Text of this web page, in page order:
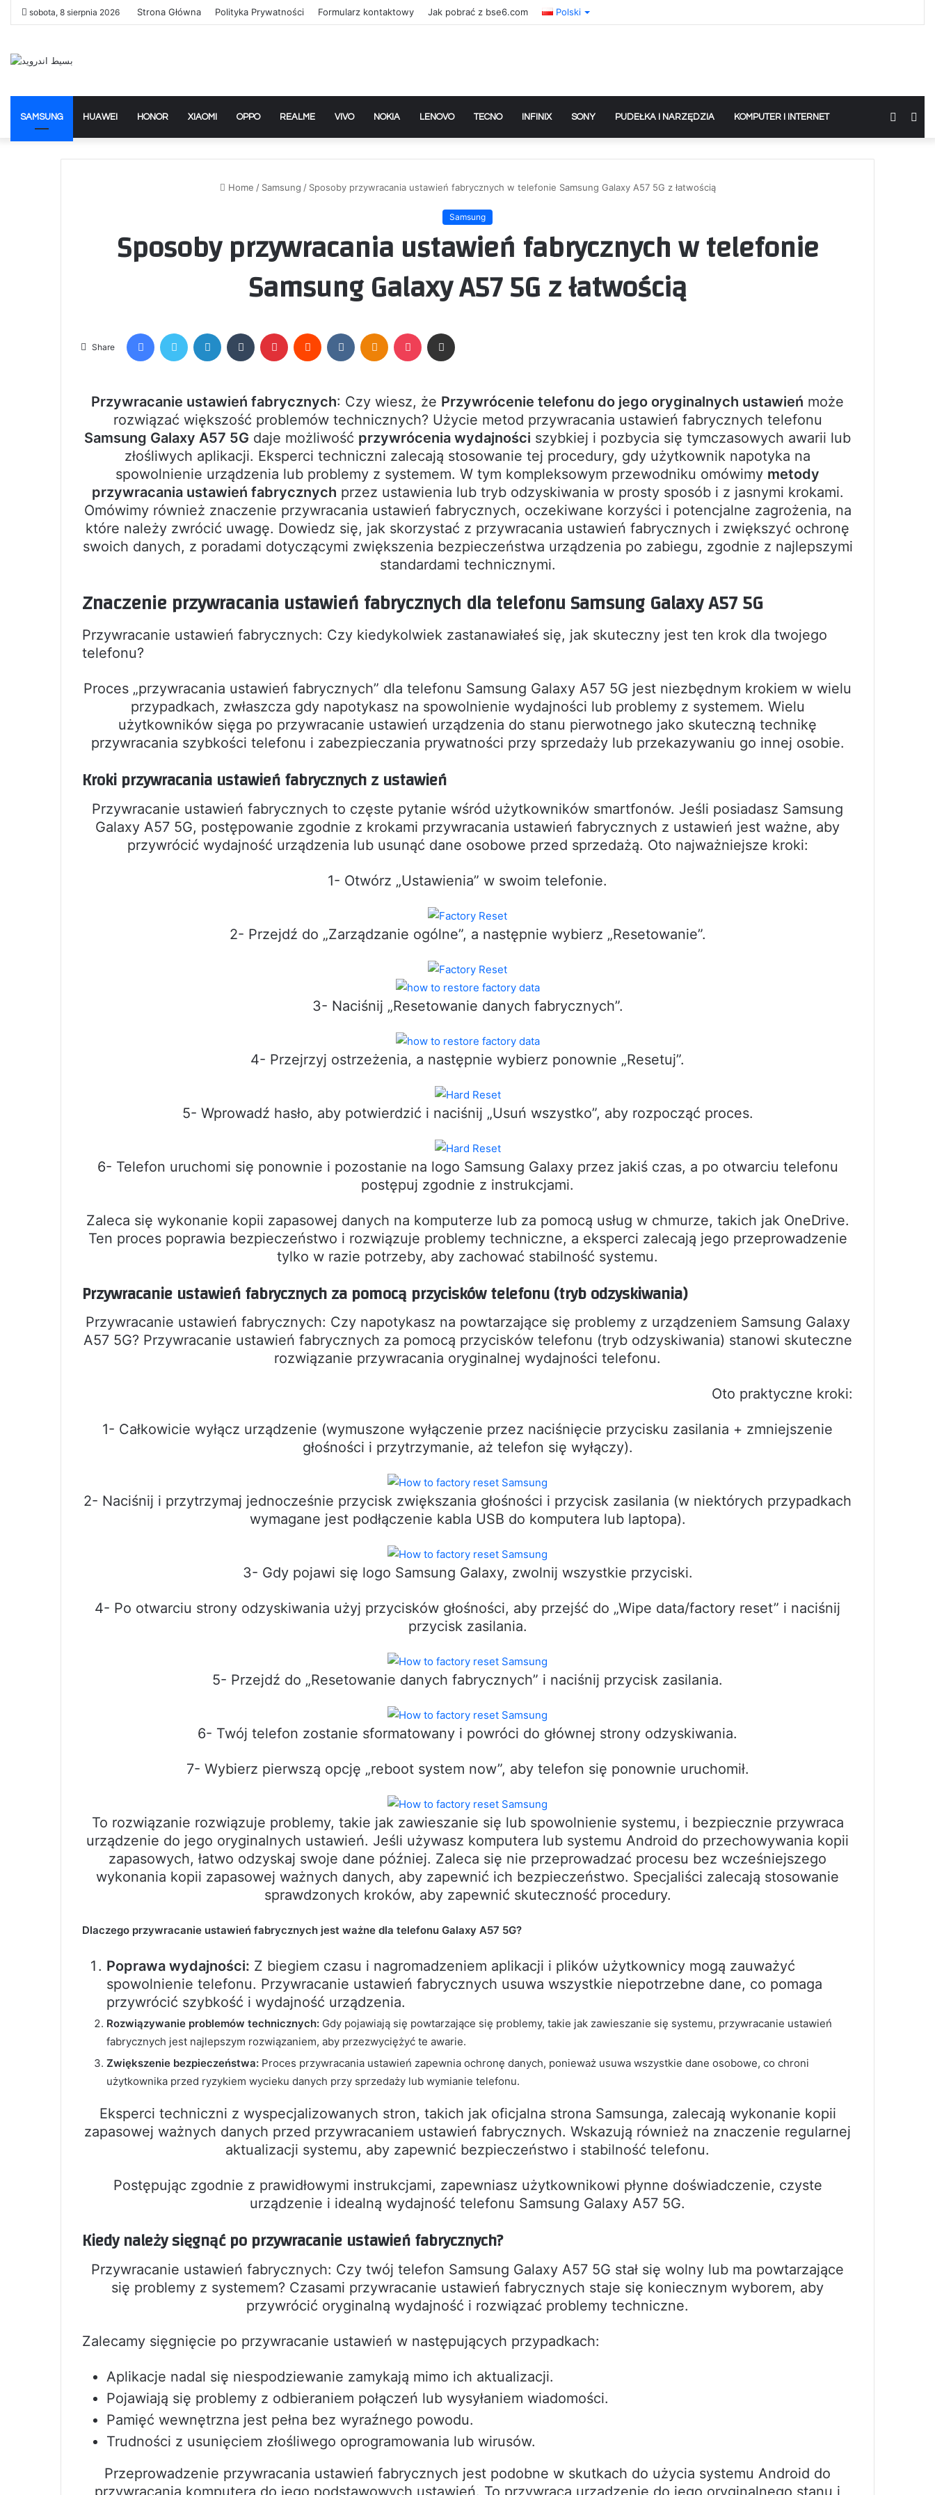
sobota, 8 sierpnia 2026 Strona Główna Polityka Prywatności Formularz kontaktowy Jak pobrać z bse6.com Polski
SAMSUNG HUAWEI HONOR XIAOMI OPPO REALME VIVO NOKIA LENOVO TECNO INFINIX SONY PUDEŁKA I NARZĘDZIA KOMPUTER I INTERNET Switch
Home / Samsung / Sposoby przywracania ustawień fabrycznych w telefonie Samsung Galaxy A57 5G z łatwością
Samsung
Sposoby przywracania ustawień fabrycznych w telefonie
Samsung Galaxy A57 5G z łatwością
Share
FacebookTwitter LinkedIn Tumblr Pinterest Reddit VKontakteOdnoklassniki
Pocket
Przywracanie ustawień fabrycznych: Czy wiesz, że Przywrócenie telefonu do jego oryginalnych ustawień może
rozwiązać większość problemów technicznych? Użycie metod przywracania ustawień fabrycznych telefonu
Samsung Galaxy A57 5G daje możliwość przywrócenia wydajności szybkiej i pozbycia się tymczasowych awarii lub
złośliwych aplikacji. Eksperci techniczni zalecają stosowanie tej procedury, gdy użytkownik napotyka na
spowolnienie urządzenia lub problemy z systemem. W tym kompleksowym przewodniku omówimy metody
przywracania ustawień fabrycznych przez ustawienia lub tryb odzyskiwania w prosty sposób i z jasnymi krokami.
Omówimy również znaczenie przywracania ustawień fabrycznych, oczekiwane korzyści i potencjalne zagrożenia, na
które należy zwrócić uwagę. Dowiedz się, jak skorzystać z przywracania ustawień fabrycznych i zwiększyć ochronę
swoich danych, z poradami dotyczącymi zwiększenia bezpieczeństwa urządzenia po zabiegu, zgodnie z najlepszymi
standardami technicznymi.
Znaczenie przywracania ustawień fabrycznych dla telefonu Samsung Galaxy A57 5G
Przywracanie ustawień fabrycznych: Czy kiedykolwiek zastanawiałeś się, jak skuteczny jest ten krok dla twojego
telefonu?
Proces „przywracania ustawień fabrycznych” dla telefonu Samsung Galaxy A57 5G jest niezbędnym krokiem w wielu
przypadkach, zwłaszcza gdy napotykasz na spowolnienie wydajności lub problemy z systemem. Wielu
użytkowników sięga po przywracanie ustawień urządzenia do stanu pierwotnego jako skuteczną technikę
przywracania szybkości telefonu i zabezpieczania prywatności przy sprzedaży lub przekazywaniu go innej osobie.
Kroki przywracania ustawień fabrycznych z ustawień
Przywracanie ustawień fabrycznych to częste pytanie wśród użytkowników smartfonów. Jeśli posiadasz Samsung
Galaxy A57 5G, postępowanie zgodnie z krokami przywracania ustawień fabrycznych z ustawień jest ważne, aby
przywrócić wydajność urządzenia lub usunąć dane osobowe przed sprzedażą. Oto najważniejsze kroki:
1- Otwórz „Ustawienia” w swoim telefonie.
2- Przejdź do „Zarządzanie ogólne”, a następnie wybierz „Resetowanie”.
3- Naciśnij „Resetowanie danych fabrycznych”.
4- Przejrzyj ostrzeżenia, a następnie wybierz ponownie „Resetuj”.
5- Wprowadź hasło, aby potwierdzić i naciśnij „Usuń wszystko”, aby rozpocząć proces.
6- Telefon uruchomi się ponownie i pozostanie na logo Samsung Galaxy przez jakiś czas, a po otwarciu telefonu
postępuj zgodnie z instrukcjami.
Zaleca się wykonanie kopii zapasowej danych na komputerze lub za pomocą usług w chmurze, takich jak OneDrive.
Ten proces poprawia bezpieczeństwo i rozwiązuje problemy techniczne, a eksperci zalecają jego przeprowadzenie
tylko w razie potrzeby, aby zachować stabilność systemu.
Przywracanie ustawień fabrycznych za pomocą przycisków telefonu (tryb odzyskiwania)
Przywracanie ustawień fabrycznych: Czy napotykasz na powtarzające się problemy z urządzeniem Samsung Galaxy
A57 5G? Przywracanie ustawień fabrycznych za pomocą przycisków telefonu (tryb odzyskiwania) stanowi skuteczne
rozwiązanie przywracania oryginalnej wydajności telefonu.
Oto praktyczne kroki:
1- Całkowicie wyłącz urządzenie (wymuszone wyłączenie przez naciśnięcie przycisku zasilania + zmniejszenie
głośności i przytrzymanie, aż telefon się wyłączy).
2- Naciśnij i przytrzymaj jednocześnie przycisk zwiększania głośności i przycisk zasilania (w niektórych przypadkach
wymagane jest podłączenie kabla USB do komputera lub laptopa).
3- Gdy pojawi się logo Samsung Galaxy, zwolnij wszystkie przyciski.
4- Po otwarciu strony odzyskiwania użyj przycisków głośności, aby przejść do „Wipe data/factory reset” i naciśnij
przycisk zasilania.
5- Przejdź do „Resetowanie danych fabrycznych” i naciśnij przycisk zasilania.
6- Twój telefon zostanie sformatowany i powróci do głównej strony odzyskiwania.
7- Wybierz pierwszą opcję „reboot system now”, aby telefon się ponownie uruchomił.
To rozwiązanie rozwiązuje problemy, takie jak zawieszanie się lub spowolnienie systemu, i bezpiecznie przywraca
urządzenie do jego oryginalnych ustawień. Jeśli używasz komputera lub systemu Android do przechowywania kopii
zapasowych, łatwo odzyskaj swoje dane później. Zaleca się nie przeprowadzać procesu bez wcześniejszego
wykonania kopii zapasowej ważnych danych, aby zapewnić ich bezpieczeństwo. Specjaliści zalecają stosowanie
sprawdzonych kroków, aby zapewnić skuteczność procedury.
Dlaczego przywracanie ustawień fabrycznych jest ważne dla telefonu Galaxy A57 5G?
Poprawa wydajności: Z biegiem czasu i nagromadzeniem aplikacji i plików użytkownicy mogą zauważyć
spowolnienie telefonu. Przywracanie ustawień fabrycznych usuwa wszystkie niepotrzebne dane, co pomaga
przywrócić szybkość i wydajność urządzenia.
Rozwiązywanie problemów technicznych: Gdy pojawiają się powtarzające się problemy, takie jak zawieszanie się systemu, przywracanie ustawień
fabrycznych jest najlepszym rozwiązaniem, aby przezwyciężyć te awarie.
Zwiększenie bezpieczeństwa: Proces przywracania ustawień zapewnia ochronę danych, ponieważ usuwa wszystkie dane osobowe, co chroni
użytkownika przed ryzykiem wycieku danych przy sprzedaży lub wymianie telefonu.
Eksperci techniczni z wyspecjalizowanych stron, takich jak oficjalna strona Samsunga, zalecają wykonanie kopii
zapasowej ważnych danych przed przywracaniem ustawień fabrycznych. Wskazują również na znaczenie regularnej
aktualizacji systemu, aby zapewnić bezpieczeństwo i stabilność telefonu.
Postępując zgodnie z prawidłowymi instrukcjami, zapewniasz użytkownikowi płynne doświadczenie, czyste
urządzenie i idealną wydajność telefonu Samsung Galaxy A57 5G.
Kiedy należy sięgnąć po przywracanie ustawień fabrycznych?
Przywracanie ustawień fabrycznych: Czy twój telefon Samsung Galaxy A57 5G stał się wolny lub ma powtarzające
się problemy z systemem? Czasami przywracanie ustawień fabrycznych staje się koniecznym wyborem, aby
przywrócić oryginalną wydajność i rozwiązać problemy techniczne.
Zalecamy sięgnięcie po przywracanie ustawień w następujących przypadkach:
Aplikacje nadal się niespodziewanie zamykają mimo ich aktualizacji.
Pojawiają się problemy z odbieraniem połączeń lub wysyłaniem wiadomości.
Pamięć wewnętrzna jest pełna bez wyraźnego powodu.
Trudności z usunięciem złośliwego oprogramowania lub wirusów.
Przeprowadzenie przywracania ustawień fabrycznych jest podobne w skutkach do użycia systemu Android do
przywracania komputera do jego podstawowych ustawień. To przywraca urządzenie do jego oryginalnego stanu i